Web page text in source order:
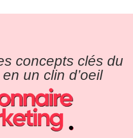
concepts clés du
un clin d’oeil